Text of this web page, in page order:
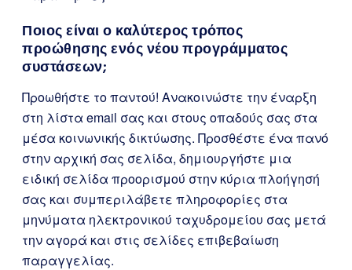
Ποιος είναι ο καλύτερος τρόπος
προώθησης ενός νέου προγράμματος
συστάσεων;
Προωθήστε το παντού! Ανακοινώστε την έναρξη
στη λίστα email σας και στους οπαδούς σας στα
μέσα κοινωνικής δικτύωσης. Προσθέστε ένα πανό
στην αρχική σας σελίδα, δημιουργήστε μια
ειδική σελίδα προορισμού στην κύρια πλοήγησή
σας και συμπεριλάβετε πληροφορίες στα
μηνύματα ηλεκτρονικού ταχυδρομείου σας μετά
την αγορά και στις σελίδες επιβεβαίωση
παραγγελίας.